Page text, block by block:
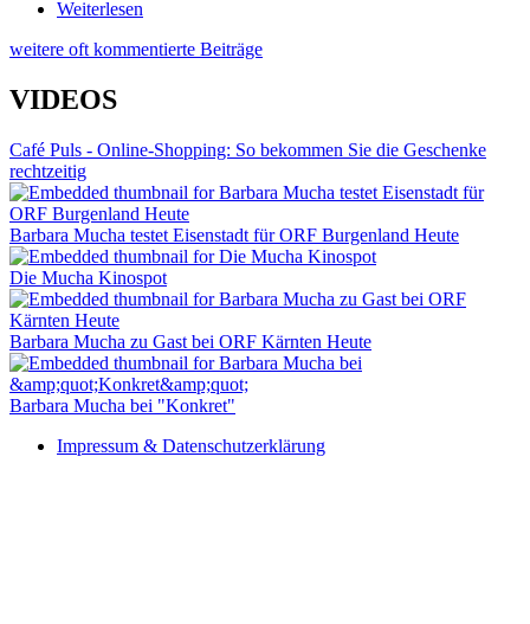
Weiterlesen
weitere oft kommentierte Beiträge
VIDEOS
Café Puls - Online-Shopping: So bekommen Sie die Geschenke
rechtzeitig
Barbara Mucha testet Eisenstadt für ORF Burgenland Heute
Die Mucha Kinospot
Barbara Mucha zu Gast bei ORF Kärnten Heute
Barbara Mucha bei "Konkret"
Impressum & Datenschutzerklärung